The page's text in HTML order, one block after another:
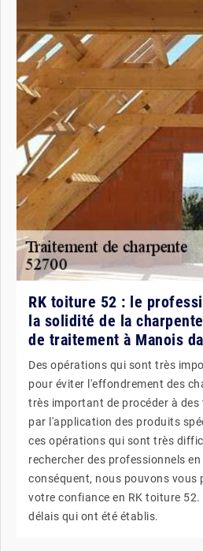
RK toiture 52 : le
la solidité de la
de traitement à Manois
Des opérations qui sont très
pour éviter l'effondrement des
très important de procéder à
par l'application des produits
ces opérations qui sont très
rechercher des professionnels
conséquent, nous pouvons vous
votre confiance en RK toiture 52.
délais qui ont été établis.